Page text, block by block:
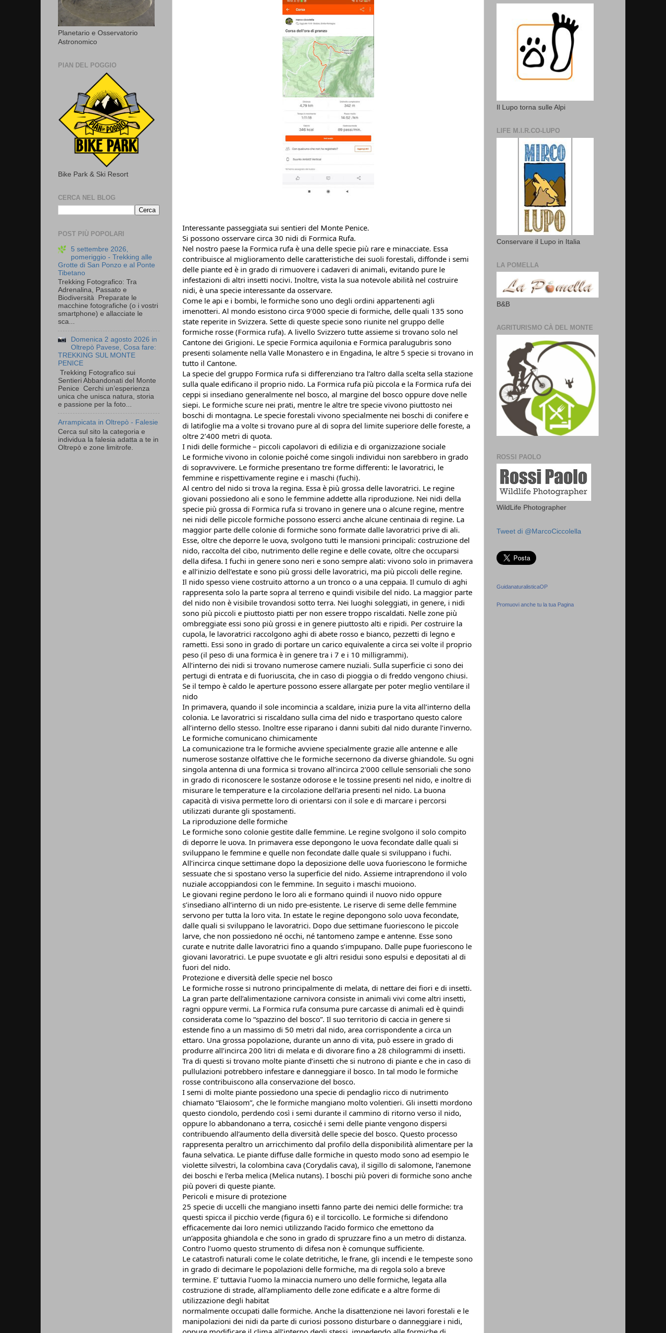
Interessante passeggiata sui sentieri del Monte Penice.
Si possono osservare circa 30 nidi di Formica Rufa.
Nel nostro paese la Formica rufa è una delle specie più rare e minacciate. Essa
contribuisce al miglioramento delle caratteristiche dei suoli forestali, diffonde i semi
delle piante ed è in grado di rimuovere i cadaveri di animali, evitando pure le
infestazioni di altri insetti nocivi. Inoltre, vista la sua notevole abilità nel costruire
nidi, è una specie interessante da osservare.
Come le api e i bombi, le formiche sono uno degli ordini appartenenti agli
imenotteri. Al mondo esistono circa 9’000 specie di formiche, delle quali 135 sono
state reperite in Svizzera. Sette di queste specie sono riunite nel gruppo delle
formiche rosse (Formica rufa). A livello Svizzero tutte assieme si trovano solo nel
Cantone dei Grigioni. Le specie Formica aquilonia e Formica paralugubris sono
presenti solamente nella Valle Monastero e in Engadina, le altre 5 specie si trovano in
tutto il Cantone.
La specie del gruppo Formica rufa si differenziano tra l’altro dalla scelta sella stazione
sulla quale edificano il proprio nido. La Formica rufa più piccola e la Formica rufa dei
ceppi si insediano generalmente nel bosco, al margine del bosco oppure dove nelle
siepi. Le formiche scure nei prati, mentre le altre tre specie vivono piuttosto nei
boschi di montagna. Le specie forestali vivono specialmente nei boschi di conifere e
di latifoglie ma a volte si trovano pure al di sopra del limite superiore delle foreste, a
oltre 2’400 metri di quota.
I nidi delle formiche – piccoli capolavori di edilizia e di organizzazione sociale
Le formiche vivono in colonie poiché come singoli individui non sarebbero in grado
di sopravvivere. Le formiche presentano tre forme differenti: le lavoratrici, le
femmine e rispettivamente regine e i maschi (fuchi).
Al centro del nido si trova la regina. Essa è più grossa delle lavoratrici. Le regine
giovani possiedono ali e sono le femmine addette alla riproduzione. Nei nidi della
specie più grossa di Formica rufa si trovano in genere una o alcune regine, mentre
nei nidi delle piccole formiche possono esserci anche alcune centinaia di regine. La
maggior parte delle colonie di formiche sono formate dalle lavoratrici prive di ali.
Esse, oltre che deporre le uova, svolgono tutti le mansioni principali: costruzione del
nido, raccolta del cibo, nutrimento delle regine e delle covate, oltre che occuparsi
della difesa. I fuchi in genere sono neri e sono sempre alati: vivono solo in primavera
e all’inizio dell’estate e sono più grossi delle lavoratrici, ma più piccoli delle regine.
Il nido spesso viene costruito attorno a un tronco o a una ceppaia. Il cumulo di aghi
rappresenta solo la parte sopra al terreno e quindi visibile del nido. La maggior parte
del nido non è visibile trovandosi sotto terra. Nei luoghi soleggiati, in genere, i nidi
sono più piccoli e piuttosto piatti per non essere troppo riscaldati. Nelle zone più
ombreggiate essi sono più grossi e in genere piuttosto alti e ripidi. Per costruire la
cupola, le lavoratrici raccolgono aghi di abete rosso e bianco, pezzetti di legno e
rametti. Essi sono in grado di portare un carico equivalente a circa sei volte il proprio
peso (il peso di una formica è in genere tra i 7 e i 10 milligrammi).
All’interno dei nidi si trovano numerose camere nuziali. Sulla superficie ci sono dei
pertugi di entrata e di fuoriuscita, che in caso di pioggia o di freddo vengono chiusi.
Se il tempo è caldo le aperture possono essere allargate per poter meglio ventilare il
nido
In primavera, quando il sole incomincia a scaldare, inizia pure la vita all’interno della
colonia. Le lavoratrici si riscaldano sulla cima del nido e trasportano questo calore
all’interno dello stesso. Inoltre esse riparano i danni subiti dal nido durante l’inverno.
Le formiche comunicano chimicamente
La comunicazione tra le formiche avviene specialmente grazie alle antenne e alle
numerose sostanze olfattive che le formiche secernono da diverse ghiandole. Su ogni
singola antenna di una formica si trovano all’incirca 2’000 cellule sensoriali che sono
in grado di riconoscere le sostanze odorose e le tossine presenti nel nido, e inoltre di
misurare le temperature e la circolazione dell’aria presenti nel nido. La buona
capacità di visiva permette loro di orientarsi con il sole e di marcare i percorsi
utilizzati durante gli spostamenti.
La riproduzione delle formiche
Le formiche sono colonie gestite dalle femmine. Le regine svolgono il solo compito
di deporre le uova. In primavera esse depongono le uova fecondate dalle quali si
sviluppano le femmine e quelle non fecondate dalle quale si sviluppano i fuchi.
All’incirca cinque settimane dopo la deposizione delle uova fuoriescono le formiche
sessuate che si spostano verso la superficie del nido. Assieme intraprendono il volo
nuziale accoppiandosi con le femmine. In seguito i maschi muoiono.
Le giovani regine perdono le loro ali e formano quindi il nuovo nido oppure
s’insediano all’interno di un nido pre-esistente. Le riserve di seme delle femmine
servono per tutta la loro vita. In estate le regine depongono solo uova fecondate,
dalle quali si sviluppano le lavoratrici. Dopo due settimane fuoriescono le piccole
larve, che non possiedono né occhi, né tantomeno zampe e antenne. Esse sono
curate e nutrite dalle lavoratrici fino a quando s’impupano. Dalle pupe fuoriescono le
giovani lavoratrici. Le pupe svuotate e gli altri residui sono espulsi e depositati al di
fuori del nido.
Protezione e diversità delle specie nel bosco
Le formiche rosse si nutrono principalmente di melata, di nettare dei fiori e di insetti.
La gran parte dell’alimentazione carnivora consiste in animali vivi come altri insetti,
ragni oppure vermi. La Formica rufa consuma pure carcasse di animali ed è quindi
considerata come lo “spazzino del bosco”. Il suo territorio di caccia in genere si
estende fino a un massimo di 50 metri dal nido, area corrispondente a circa un
ettaro. Una grossa popolazione, durante un anno di vita, può essere in grado di
produrre all’incirca 200 litri di melata e di divorare fino a 28 chilogrammi di insetti.
Tra di questi si trovano molte piante d’insetti che si nutrono di piante e che in caso di
pullulazioni potrebbero infestare e danneggiare il bosco. In tal modo le formiche
rosse contribuiscono alla conservazione del bosco.
I semi di molte piante possiedono una specie di pendaglio ricco di nutrimento
chiamato “Elaiosom”, che le formiche mangiano molto volentieri. Gli insetti mordono
questo ciondolo, perdendo così i semi durante il cammino di ritorno verso il nido,
oppure lo abbandonano a terra, cosicché i semi delle piante vengono dispersi
contribuendo all’aumento della diversità delle specie del bosco. Questo processo
rappresenta peraltro un arricchimento dal profilo della disponibilità alimentare per la
fauna selvatica. Le piante diffuse dalle formiche in questo modo sono ad esempio le
violette silvestri, la colombina cava (Corydalis cava), il sigillo di salomone, l’anemone
dei boschi e l’erba melica (Melica nutans). I boschi più poveri di formiche sono anche
più poveri di queste piante.
Pericoli e misure di protezione
25 specie di uccelli che mangiano insetti fanno parte dei nemici delle formiche: tra
questi spicca il picchio verde (figura 6) e il torcicollo. Le formiche si difendono
efficacemente dai loro nemici utilizzando l’acido formico che emettono da
un’apposita ghiandola e che sono in grado di spruzzare fino a un metro di distanza.
Contro l’uomo questo strumento di difesa non è comunque sufficiente.
Le catastrofi naturali come le colate detritiche, le frane, gli incendi e le tempeste sono
in grado di decimare le popolazioni delle formiche, ma di regola solo a breve
termine. E’ tuttavia l’uomo la minaccia numero uno delle formiche, legata alla
costruzione di strade, all’ampliamento delle zone edificate e a altre forme di
utilizzazione degli habitat
normalmente occupati dalle formiche. Anche la disattenzione nei lavori forestali e le
manipolazioni dei nidi da parte di curiosi possono disturbare o danneggiare i nidi,
Planetario e Osservatorio
Astronomico
PIAN DEL POGGIO
Bike Park & Ski Resort
CERCA NEL BLOG
POST PIÙ POPOLARI
5 settembre 2026,
pomeriggio - Trekking alle
Grotte di San Ponzo e al Ponte
Tibetano
Trekking Fotografico: Tra
Adrenalina, Passato e
Biodiversità Preparate le
macchine fotografiche (o i vostri
smartphone) e allacciate le
sca...
Domenica 2 agosto 2026 in
Oltrepò Pavese, Cosa fare:
TREKKING SUL MONTE
PENICE
Trekking Fotografico sui
Sentieri Abbandonati del Monte
Penice Cerchi un’esperienza
unica che unisca natura, storia
e passione per la foto...
Arrampicata in Oltrepò - Falesie
Cerca sul sito la categoria e
individua la falesia adatta a te in
Oltrepò e zone limitrofe.
Il Lupo torna sulle Alpi
LIFE M.I.R.CO-LUPO
Conservare il Lupo in Italia
LA POMELLA
B&B
AGRITURISMO CÀ DEL MONTE
ROSSI PAOLO
WildLife Photographer
Tweet di @MarcoCiccolella
GuidanaturalisticaOP
Promuovi anche tu la tua Pagina